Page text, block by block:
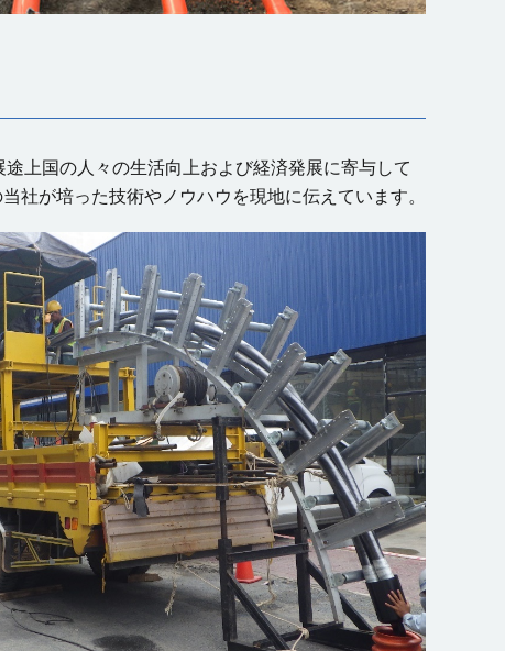
上国の人々の生活向上および経済発展に寄与して
社が培った技術やノウハウを現地に伝えています。